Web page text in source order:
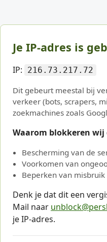
Je IP-adres is
IP: 216.73.217.72
Dit gebeurt meestal bij
verkeer (bots, scrapers,
zoekmachines zoals
Waarom blokkeren wij
Bescherming van de
Voorkomen van
Beperken van misbruik
Denk je dat dit een
Mail naar
je IP-adres.